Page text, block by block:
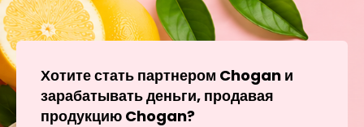
Хотите стать партнером Chogan и
зарабатывать деньги, продавая
продукцию Chogan?